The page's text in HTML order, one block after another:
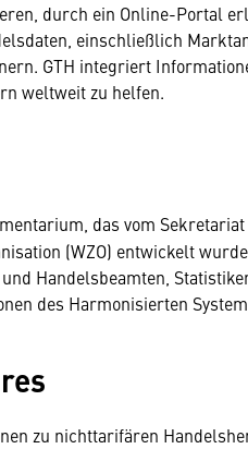
durch ein Online-Portal
einschließlich
GTH integriert
weltweit zu helfen.
das vom
(WZO) entwickelt
Handelsbeamten,
des Harmonisierten
zu nichttarifären